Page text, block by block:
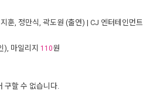
훈, 정만식, 곽도원 (출연) | CJ 엔터테인먼트
), 마일리지 110원
구할 수 없습니다.